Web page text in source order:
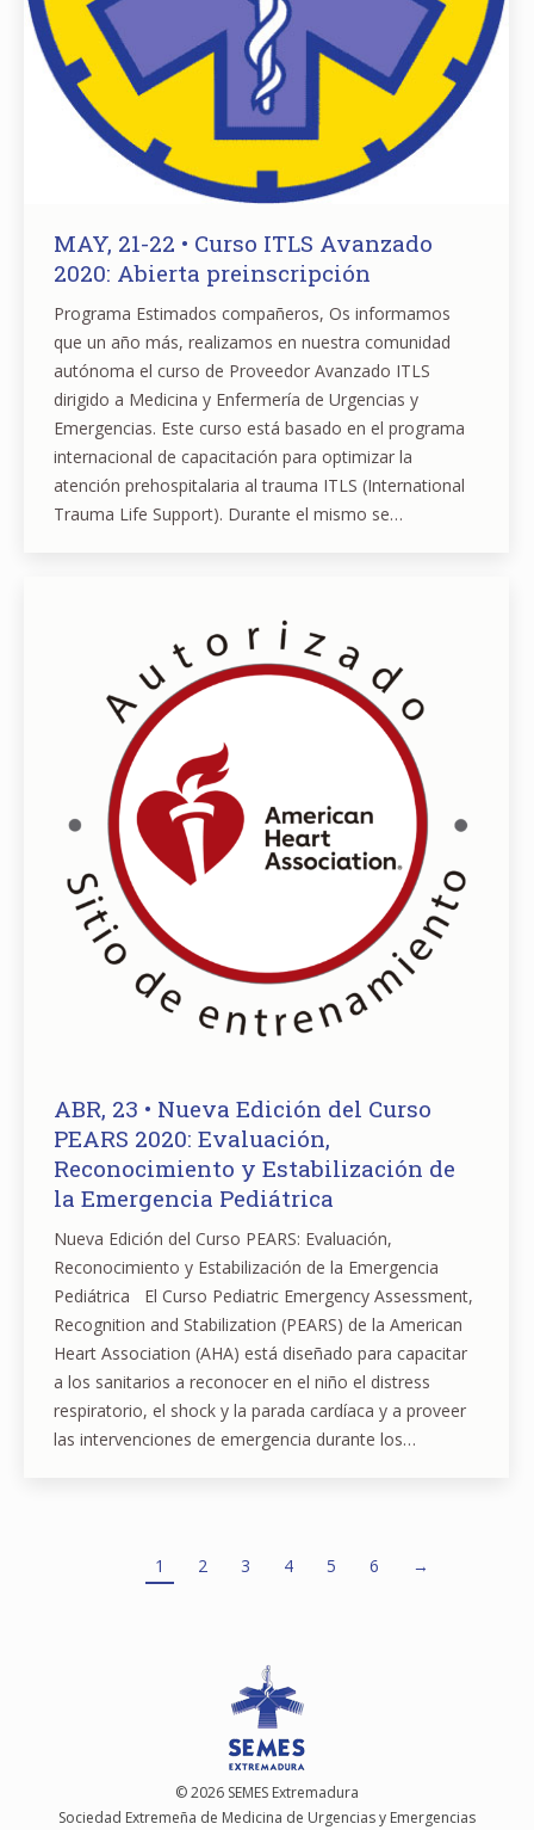
MAY, 21-22 • Curso ITLS Avanzado
2020: Abierta preinscripción
Programa Estimados compañeros, Os informamos
que un año más, realizamos en nuestra comunidad
autónoma el curso de Proveedor Avanzado ITLS
dirigido a Medicina y Enfermería de Urgencias y
Emergencias. Este curso está basado en el programa
internacional de capacitación para optimizar la
atención prehospitalaria al trauma ITLS (International
Trauma Life Support). Durante el mismo se…
ABR, 23 • Nueva Edición del Curso
PEARS 2020: Evaluación,
Reconocimiento y Estabilización de
la Emergencia Pediátrica
Nueva Edición del Curso PEARS: Evaluación,
Reconocimiento y Estabilización de la Emergencia
Pediátrica El Curso Pediatric Emergency Assessment,
Recognition and Stabilization (PEARS) de la American
Heart Association (AHA) está diseñado para capacitar
a los sanitarios a reconocer en el niño el distress
respiratorio, el shock y la parada cardíaca y a proveer
las intervenciones de emergencia durante los…
1 2 3 4 5 6 →
© 2026 SEMES Extremadura
Sociedad Extremeña de Medicina de Urgencias y Emergencias